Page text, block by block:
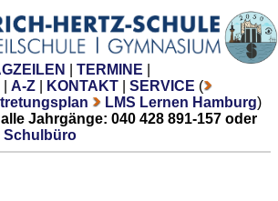
TERMINE
A-Z KONTAKT SERVICE (
LMS Lernen Hamburg)
Jahrgänge: 040 428 891-157 oder
Schulbüro